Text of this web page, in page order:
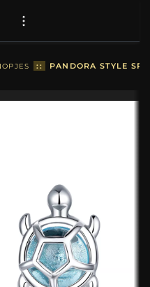
:: PANDORA STYLE